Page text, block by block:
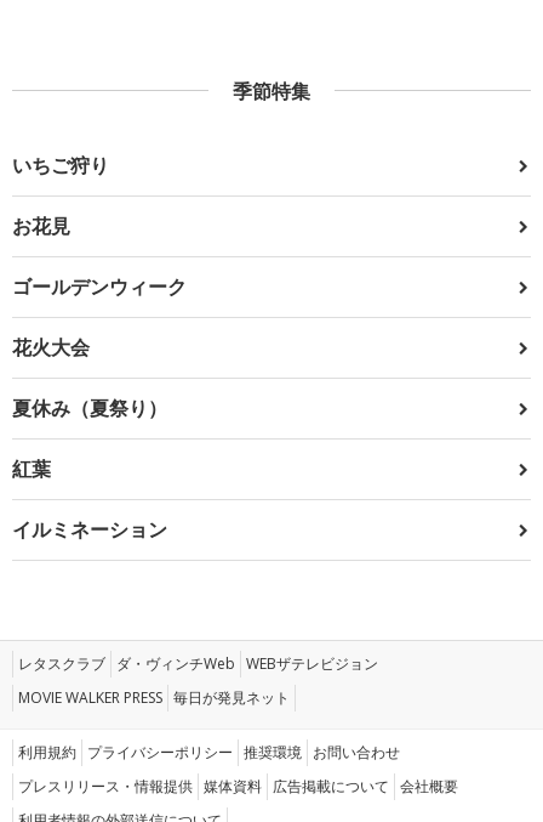
季節特集
いちご狩り
お花見
ゴールデンウィーク
花火大会
夏休み（夏祭り）
紅葉
イルミネーション
レタスクラブ ダ・ヴィンチWeb WEBザテレビジョン
MOVIE WALKER PRESS 毎日が発見ネット
利用規約 プライバシーポリシー 推奨環境 お問い合わせ
プレスリリース・情報提供 媒体資料 広告掲載について 会社概要